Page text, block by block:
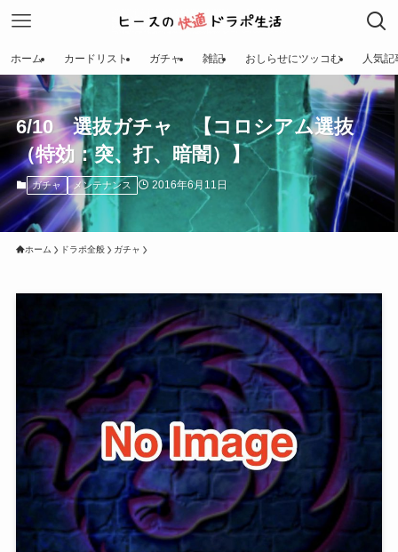
ホーム カードリスト ガチャ 雑記 おしらせにツッコむ 人気記
6/10 選抜ガチャ 【コロシアム選抜
（特効：突、打、暗闇）】
ガチャ メンテナンス 2016年6月11日
ホーム ドラポ全般 ガチャ